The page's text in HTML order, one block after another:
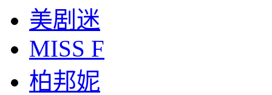
美剧迷
MISS F
柏邦妮